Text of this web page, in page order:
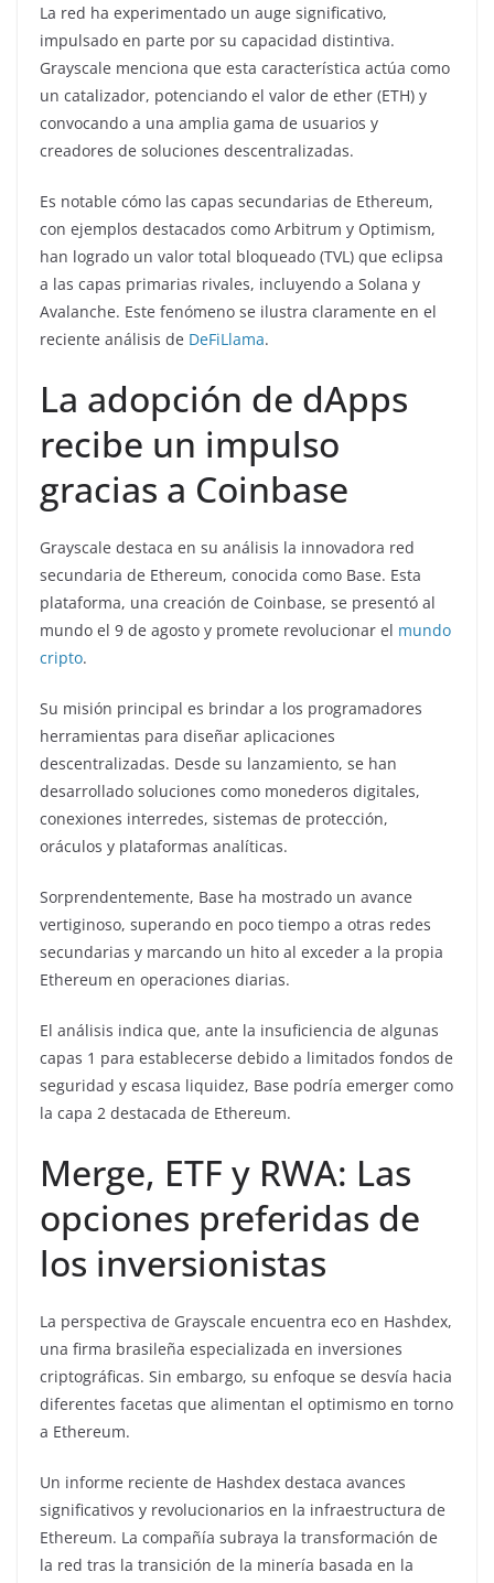
La red ha experimentado un auge significativo,
impulsado en parte por su capacidad distintiva.
Grayscale menciona que esta característica actúa como
un catalizador, potenciando el valor de ether (ETH) y
convocando a una amplia gama de usuarios y
creadores de soluciones descentralizadas.
Es notable cómo las capas secundarias de Ethereum,
con ejemplos destacados como Arbitrum y Optimism,
han logrado un valor total bloqueado (TVL) que eclipsa
a las capas primarias rivales, incluyendo a Solana y
Avalanche. Este fenómeno se ilustra claramente en el
reciente análisis de DeFiLlama.
La adopción de dApps
recibe un impulso
gracias a Coinbase
Grayscale destaca en su análisis la innovadora red
secundaria de Ethereum, conocida como Base. Esta
plataforma, una creación de Coinbase, se presentó al
mundo el 9 de agosto y promete revolucionar el mundo
cripto.
Su misión principal es brindar a los programadores
herramientas para diseñar aplicaciones
descentralizadas. Desde su lanzamiento, se han
desarrollado soluciones como monederos digitales,
conexiones interredes, sistemas de protección,
oráculos y plataformas analíticas.
Sorprendentemente, Base ha mostrado un avance
vertiginoso, superando en poco tiempo a otras redes
secundarias y marcando un hito al exceder a la propia
Ethereum en operaciones diarias.
El análisis indica que, ante la insuficiencia de algunas
capas 1 para establecerse debido a limitados fondos de
seguridad y escasa liquidez, Base podría emerger como
la capa 2 destacada de Ethereum.
Merge, ETF y RWA: Las
opciones preferidas de
los inversionistas
La perspectiva de Grayscale encuentra eco en Hashdex,
una firma brasileña especializada en inversiones
criptográficas. Sin embargo, su enfoque se desvía hacia
diferentes facetas que alimentan el optimismo en torno
a Ethereum.
Un informe reciente de Hashdex destaca avances
significativos y revolucionarios en la infraestructura de
Ethereum. La compañía subraya la transformación de
la red tras la transición de la minería basada en la